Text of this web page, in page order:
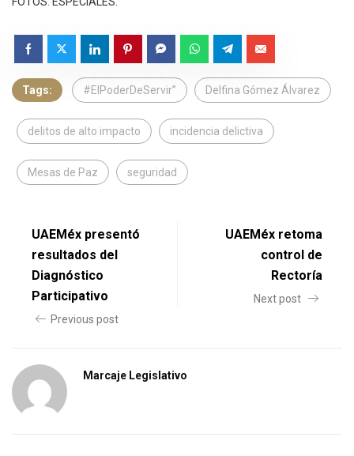
Tags: #ElPoderDeServir” Delfina Gómez Álvarez
delitos de alto impacto incidencia delictiva
Mesas de Paz seguridad
UAEMéx presentó
resultados del
Diagnóstico
Participativo
Previous post
UAEMéx retoma
control de
Rectoría
Next post
Marcaje Legislativo